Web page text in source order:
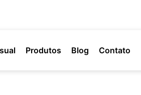
Produtos Blog Contato